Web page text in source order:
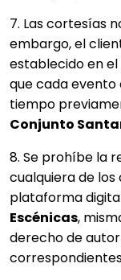
7. Las cortesías
embargo, el
establecido en
que cada evento
tiempo
Conjunto
8. Se prohíbe la
cualquiera de
plataforma
Escénicas,
derecho de